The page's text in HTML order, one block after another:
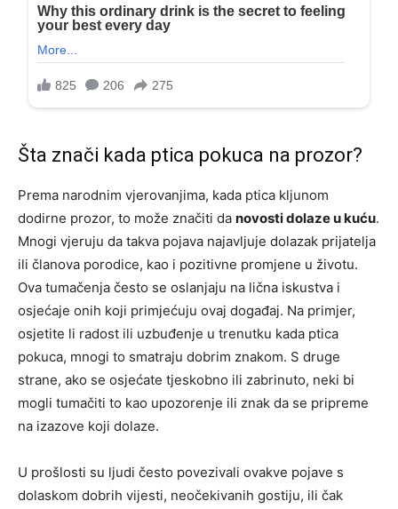
Šta znači kada ptica pokuca na prozor?
Prema narodnim vjerovanjima, kada ptica kljunom
dodirne prozor, to može značiti da novosti dolaze u kuću.
Mnogi vjeruju da takva pojava najavljuje dolazak prijatelja
ili članova porodice, kao i pozitivne promjene u životu.
Ova tumačenja često se oslanjaju na lična iskustva i
osjećaje onih koji primjećuju ovaj događaj. Na primjer,
osjetite li radost ili uzbuđenje u trenutku kada ptica
pokuca, mnogi to smatraju dobrim znakom. S druge
strane, ako se osjećate tjeskobno ili zabrinuto, neki bi
mogli tumačiti to kao upozorenje ili znak da se pripreme
na izazove koji dolaze.
U prošlosti su ljudi često povezivali ovakve pojave s
dolaskom dobrih vijesti, neočekivanih gostiju, ili čak